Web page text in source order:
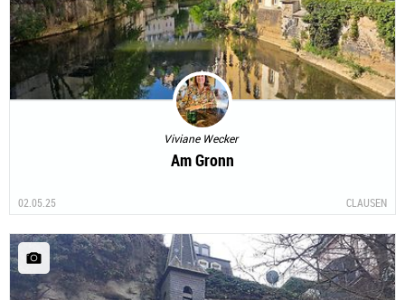
Viviane Wecker
Am Gronn
02.05.25 CLAUSEN